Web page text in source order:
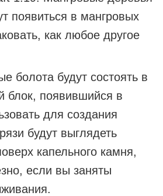
появиться в мангровых
как любое другое
болота будут состоять в
блок, появившийся в
для создания
будут выглядеть
капельного камня,
если вы заняты